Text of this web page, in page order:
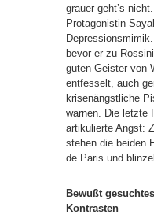
grauer geht’s
Protagonistin
bevor er zu
guten Geister von
entfesselt, auch
krisenängstliche
warnen. Die letzte
artikulierte Angst:
stehen die beiden
de Paris und
Bewußt
Kontrasten